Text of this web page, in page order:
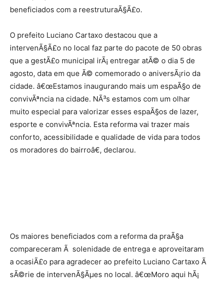
beneficiados com a reestruturaÃ§Ã£o.
O prefeito Luciano Cartaxo destacou que a
intervenÃ§Ã£o no local faz parte do pacote de 50 obras
que a gestÃ£o municipal irÃ¡ entregar atÃ© o dia 5 de
agosto, data em que Ã© comemorado o aniversÃ¡rio da
cidade. â€œEstamos inaugurando mais um espaÃ§o de
convivÃªncia na cidade. NÃ³s estamos com um olhar
muito especial para valorizar esses espaÃ§os de lazer,
esporte e convivÃªncia. Esta reforma vai trazer mais
conforto, acessibilidade e qualidade de vida para todos
os moradores do bairroâ€, declarou.
Os maiores beneficiados com a reforma da praÃ§a
compareceram Ã solenidade de entrega e aproveitaram
a ocasiÃ£o para agradecer ao prefeito Luciano Cartaxo Ã
sÃ©rie de intervenÃ§Ãµes no local. â€œMoro aqui hÃ¡